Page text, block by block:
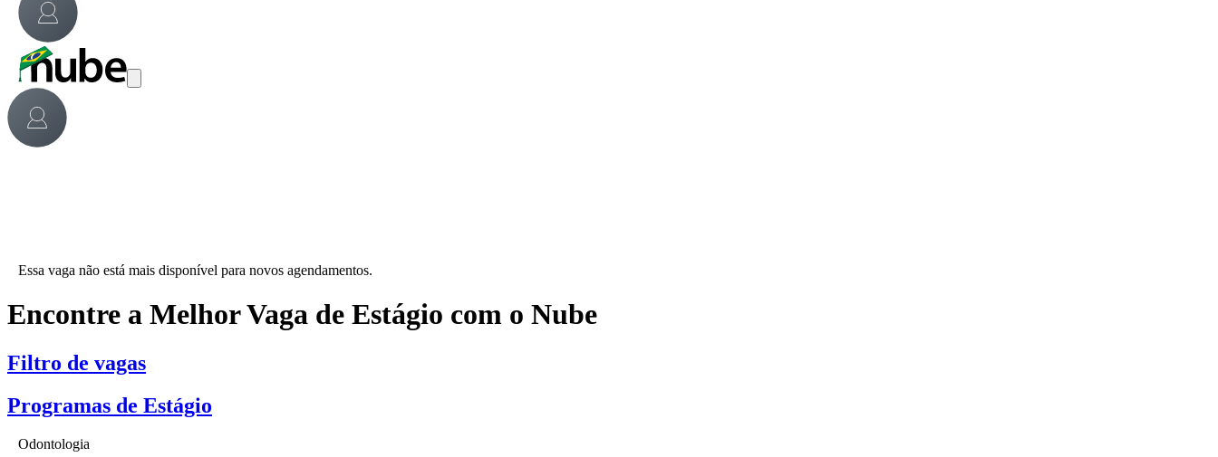
Essa vaga não está mais disponível para novos agendamentos.
Encontre a Melhor Vaga de Estágio com o Nube
Filtro de vagas
Programas de Estágio
Odontologia